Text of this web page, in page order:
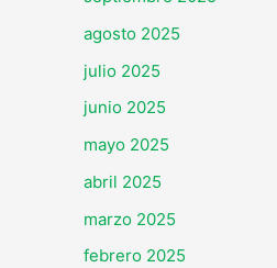
agosto 2025
julio 2025
junio 2025
mayo 2025
abril 2025
marzo 2025
febrero 2025